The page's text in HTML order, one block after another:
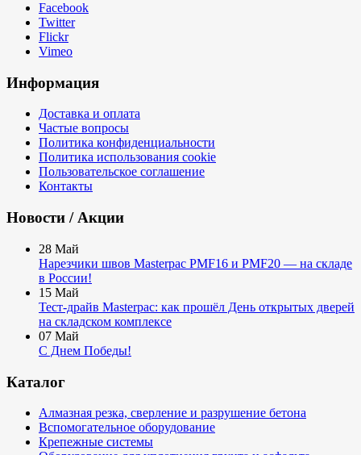
Facebook
Twitter
Flickr
Vimeo
Информация
Доставка и оплата
Частые вопросы
Политика конфиденциальности
Политика использования cookie
Пользовательское соглашение
Контакты
Новости / Акции
28 Май
Нарезчики швов Masterpac PMF16 и PMF20 — на складе
в России!
15 Май
Тест-драйв Masterpac: как прошёл День открытых дверей
на складском комплексе
07 Май
С Днем Победы!
Каталог
Алмазная резка, сверление и разрушение бетона
Вспомогательное оборудование
Крепежные системы